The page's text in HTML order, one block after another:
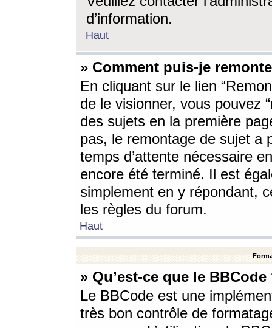
d’information.
Haut
» Comment puis-je
En cliquant sur le lien
de le visionner, vous pouvez
des sujets en la première
pas, le remontage de sujet a
temps d’attente nécessaire
encore été terminé. Il est
simplement en y répondant,
les règles du forum.
Haut
» Qu’est-ce que le BBCode
Le BBCode est une
très bon contrôle de